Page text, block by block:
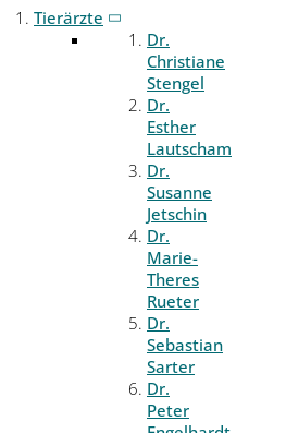
Tierärzte
Dr.
Christiane
Stengel
Dr.
Esther
Lautscham
Dr.
Susanne
Jetschin
Dr.
Marie-
Theres
Rueter
Dr.
Sebastian
Sarter
Dr.
Peter